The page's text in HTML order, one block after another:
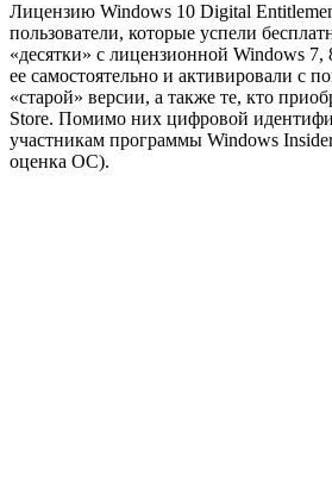
Лицензию Windows 10 Digital
пользователи, которые успели
«десятки» с лицензионной Windows
ее самостоятельно и активировали с
«старой» версии, а также те, кто
Store. Помимо них цифровой
участникам программы Windows
оценка ОС).